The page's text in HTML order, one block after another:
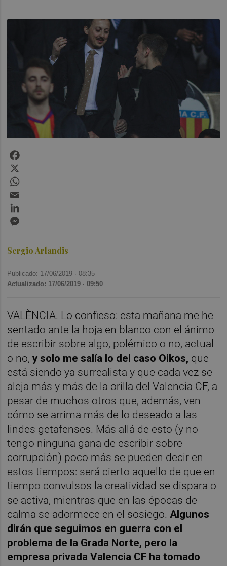
Sergio Arlandis
Publicado: 17/06/2019 ·08:35
Actualizado: 17/06/2019 · 09:50
VALÈNCIA. Lo confieso: esta mañana me he
sentado ante la hoja en blanco con el ánimo
de escribir sobre algo, polémico o no, actual
o no, y solo me salía lo del caso Oikos, que
está siendo ya surrealista y que cada vez se
aleja más y más de la orilla del Valencia CF, a
pesar de muchos otros que, además, ven
cómo se arrima más de lo deseado a las
lindes getafenses. Más allá de esto (y no
tengo ninguna gana de escribir sobre
corrupción) poco más se pueden decir en
estos tiempos: será cierto aquello de que en
tiempo convulsos la creatividad se dispara o
se activa, mientras que en las épocas de
calma se adormece en el sosiego. Algunos
dirán que seguimos en guerra con el
problema de la Grada Norte, pero la
empresa privada Valencia CF ha tomado